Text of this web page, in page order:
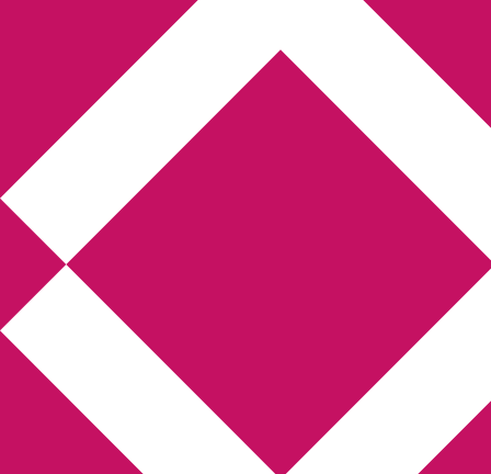
Annikas litteratur-
och kulturblogg
Deckare, kriminalromaner, thrillers
Hem Författarfemman